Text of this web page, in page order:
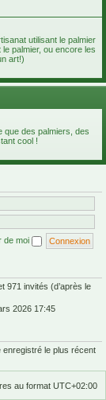
utilisant le palmier
palmier, ou encore les
art!)
que des palmiers, des
cool !
de moi
971 invités (d’après le
2026 17:45
enregistré le plus récent
au format UTC+02:00